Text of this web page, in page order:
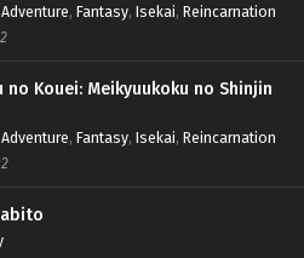
Adventure, Fantasy, Isekai, Reincarnation
no Kouei: Meikyuukoku no Shinjin
Adventure, Fantasy, Isekai, Reincarnation